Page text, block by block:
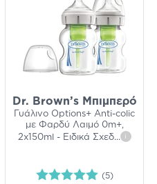
Dr. Brown’s Μπιμπερό
Γυάλινο Options+ Anti-colic
με Φαρδύ Λαιμό 0m+,
2x150ml - Ειδικά Σχεδ... i
(5)